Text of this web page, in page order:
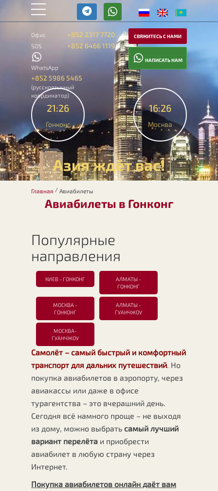
Офис +852 2317 7720
SOS +852 6466 1119
WhatsApp
+852 5986 5465
(русскоязычный
координатор)
СВЯЖИТЕСЬ С НАМИ
НАПИСАТЬ НАМ
21:26
Гонконг
Азия ждёт вас!
16:26
Москва
Главная / Авиабилеты
Авиабилеты в Гонконг
Популярные
направления
КИЕВ - ГОНКОНГ
АЛМАТЫ -
ГОНКОНГ
МОСКВА -
ГОНКОНГ
АЛМАТЫ -
ГУАНЧЖОУ
МОСКВА-
ГУАНЧЖОУ
Самолёт – самый быстрый и комфортный
транспорт для дальних путешествий . Но
покупка авиабилетов в аэропорту, через
авиакассы или даже в офисе
турагентства – это вчерашний день.
Сегодня всё намного проще – не выходя
из дому, можно выбрать самый лучший
вариант перелёта и приобрести
авиабилет в любую страну через
Интернет.
Покупка авиабилетов онлайн даёт вам